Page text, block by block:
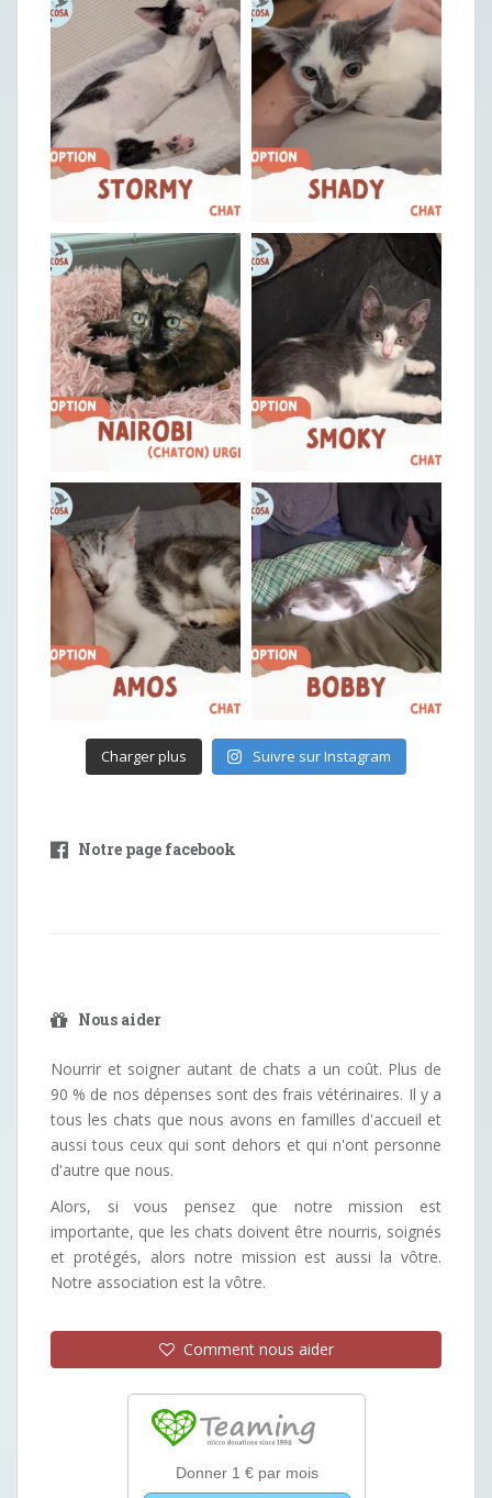
Charger plus Suivre sur Instagram
Notre page facebook
Nous aider
Nourrir et soigner autant de chats a un coût. Plus de
90 % de nos dépenses sont des frais vétérinaires. Il y a
tous les chats que nous avons en familles d'accueil et
aussi tous ceux qui sont dehors et qui n'ont personne
d'autre que nous.
Alors, si vous pensez que notre mission est
importante, que les chats doivent être nourris, soignés
et protégés, alors notre mission est aussi la vôtre.
Notre association est la vôtre.
Comment nous aider